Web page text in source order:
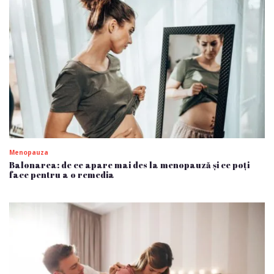
Menopauza
Balonarea: de ce apare mai des la menopauză și ce poți
face pentru a o remedia